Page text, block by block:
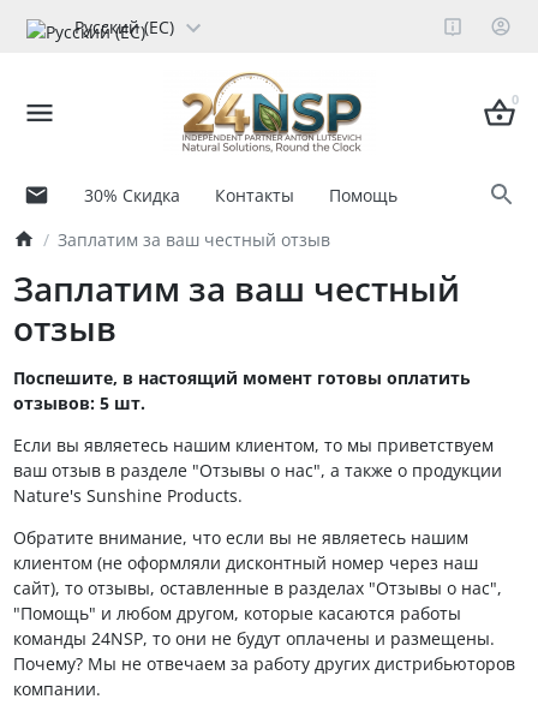
Русский (ЕС)
0
30% Скидка Контакты
Помощь
Заплатим за ваш честный отзыв
Заплатим за ваш честный
отзыв
Поспешите, в настоящий момент готовы оплатить
отзывов: 5 шт.
Если вы являетесь нашим клиентом, то мы приветствуем
ваш отзыв в разделе "Отзывы о нас", а также о продукции
Nature's Sunshine Products.
Обратите внимание, что если вы не являетесь нашим
клиентом (не оформляли дисконтный номер через наш
сайт), то отзывы, оставленные в разделах "Отзывы о нас",
"Помощь" и любом другом, которые касаются работы
команды 24NSP, то они не будут оплачены и размещены.
Почему? Мы не отвечаем за работу других дистрибьюторов
компании.